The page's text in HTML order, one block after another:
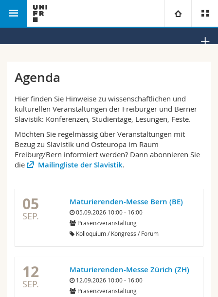
Forschung
Universität
Weiterbildung
Rechtswissenschaftliche Fak.
Wirtschafts- und Sozialwissenschaftliche Fak.
Philosophische Fak.
Fak. für Erziehungs- und Bildungswissenschaften
Math.-Nat. und Med. Fak.
Studieninteressierte
Studierende
Forschende
Ressourcen
Personenverzeichnis
Bibliotheken
MyUnifr
Agenda
Hier finden Sie Hinweise zu wissenschaftlichen und
kulturellen Veranstaltungen der Freiburger und Berner
Slavistik: Konferenzen, Studientage, Lesungen, Feste.
Möchten Sie regelmässig über Veranstaltungen mit
Bezug zu Slavistik und Osteuropa im Raum
Freiburg/Bern informiert werden? Dann abonnieren Sie
die
Mailingliste der Slavistik.
05
SEP.
Maturierenden-Messe Bern (BE)
05.09.2026 10:00 - 16:00
Präsenzveranstaltung
Kolloquium / Kongress / Forum
12
SEP.
Maturierenden-Messe Zürich (ZH)
12.09.2026 10:00 - 16:00
Präsenzveranstaltung